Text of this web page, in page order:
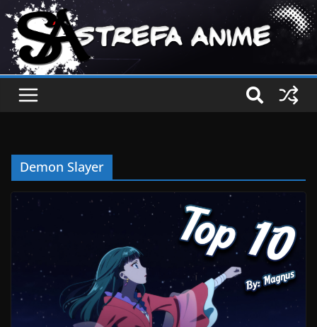
Demon Slayer